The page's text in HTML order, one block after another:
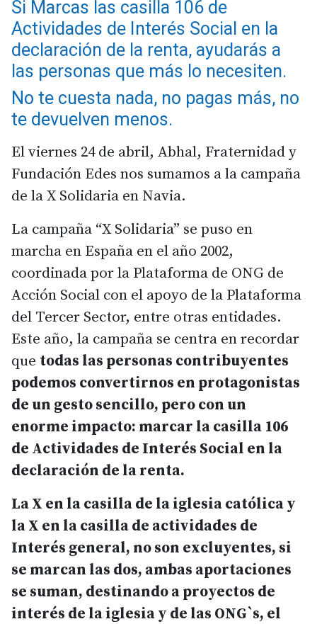
Si Marcas las casilla 106 de
Actividades de Interés Social en la
declaración de la renta, ayudarás a
las personas que más lo necesiten.
No te cuesta nada, no pagas más, no
te devuelven menos.
El viernes 24 de abril, Abhal, Fraternidad y
Fundación Edes nos sumamos a la campaña
de la X Solidaria en Navia.
La campaña “X Solidaria” se puso en
marcha en España en el año 2002,
coordinada por la Plataforma de ONG de
Acción Social con el apoyo de la Plataforma
del Tercer Sector, entre otras entidades.
Este año, la campaña se centra en recordar
que todas las personas contribuyentes
podemos convertirnos en protagonistas
de un gesto sencillo, pero con un
enorme impacto: marcar la casilla 106
de Actividades de Interés Social en la
declaración de la renta.
La X en la casilla de la iglesia católica y
la X en la casilla de actividades de
Interés general, no son excluyentes, si
se marcan las dos, ambas aportaciones
se suman, destinando a proyectos de
interés de la iglesia y de las ONG`s, el